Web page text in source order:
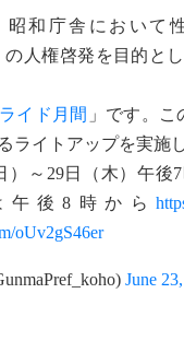
昭和庁舎において
の人権啓発を目的と
イド月間 」です。
ライトアップを実施
）～29日（木）午
午後8時から
oUv2gS46er
June